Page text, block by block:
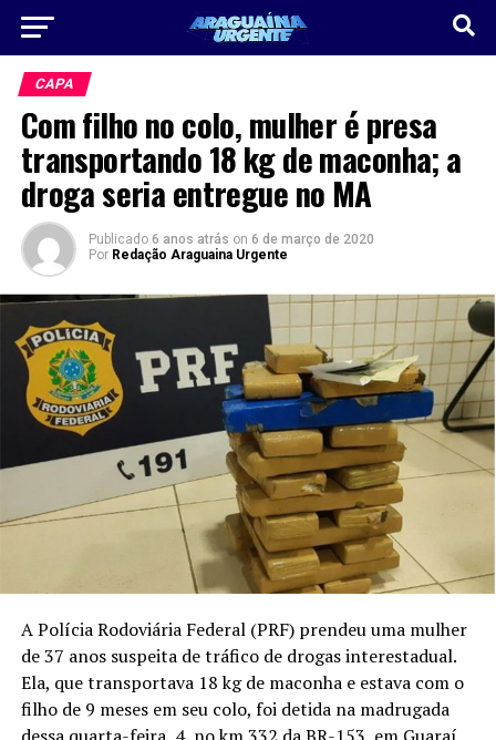
CAPA
Com filho no colo, mulher é presa
transportando 18 kg de maconha; a
droga seria entregue no MA
Publicado 6 anos atrás on 6 de março de 2020
Por Redação Araguaina Urgente
A Polícia Rodoviária Federal (PRF) prendeu uma mulher
de 37 anos suspeita de tráfico de drogas interestadual.
Ela, que transportava 18 kg de maconha e estava com o
filho de 9 meses em seu colo, foi detida na madrugada